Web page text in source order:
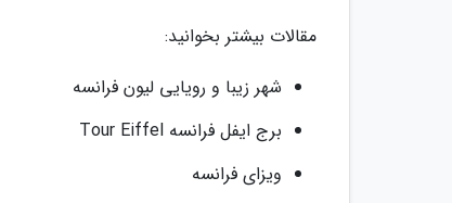
مقالات بیشتر بخوانید:
شهر زیبا و رویایی لیون فرانسه
برج ایفل فرانسه Tour Eiffel
ویزای فرانسه